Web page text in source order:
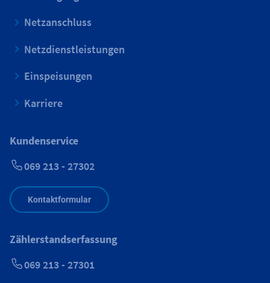
Netzanschluss
Netzdienstleistungen
Einspeisungen
Karriere
Kundenservice
069 213 - 27302
Kontaktformular
Zählerstandserfassung
069 213 - 27301